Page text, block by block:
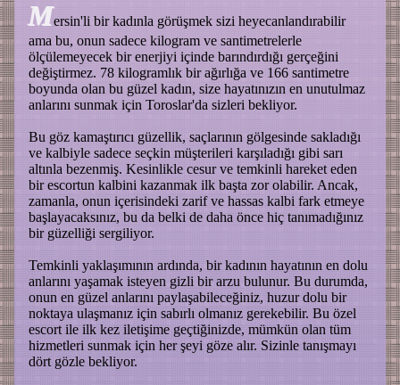
Mersin'li bir kadınla görüşmek sizi heyecanlandırabilir
ama bu, onun sadece kilogram ve santimetrelerle
ölçülemeyecek bir enerjiyi içinde barındırdığı gerçeğini
değiştirmez. 78 kilogramlık bir ağırlığa ve 166 santimetre
boyunda olan bu güzel kadın, size hayatınızın en unutulmaz
anlarını sunmak için Toroslar'da sizleri bekliyor.
Bu göz kamaştırıcı güzellik, saçlarının gölgesinde sakladığı
ve kalbiyle sadece seçkin müşterileri karşıladığı gibi sarı
altınla bezenmiş. Kesinlikle cesur ve temkinli hareket eden
bir escortun kalbini kazanmak ilk başta zor olabilir. Ancak,
zamanla, onun içerisindeki zarif ve hassas kalbi fark etmeye
başlayacaksınız, bu da belki de daha önce hiç tanımadığınız
bir güzelliği sergiliyor.
Temkinli yaklaşımının ardında, bir kadının hayatının en dolu
anlarını yaşamak isteyen gizli bir arzu bulunur. Bu durumda,
onun en güzel anlarını paylaşabileceğiniz, huzur dolu bir
noktaya ulaşmanız için sabırlı olmanız gerekebilir. Bu özel
escort ile ilk kez iletişime geçtiğinizde, mümkün olan tüm
hizmetleri sunmak için her şeyi göze alır. Sizinle tanışmayı
dört gözle bekliyor.